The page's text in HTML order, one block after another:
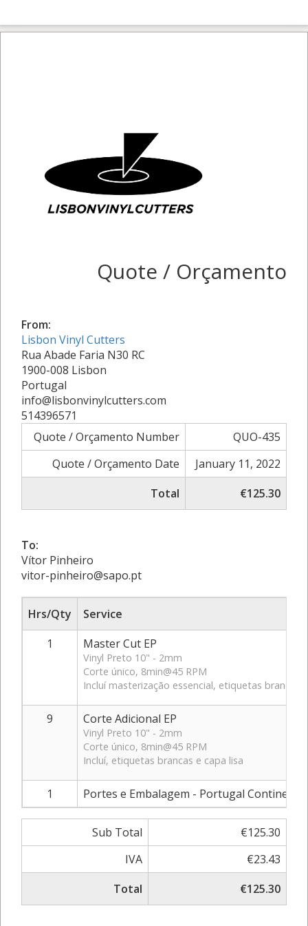
Quote / Orçamento
From:
Lisbon Vinyl Cutters
Rua Abade Faria N30 RC
1900-008 Lisbon
Portugal
info@lisbonvinylcutters.com
514396571
Quote / Orçamento Number
QUO-435
Quote / Orçamento Date
January 11, 2022
Total
€125.30
To:
Vítor Pinheiro
vitor-pinheiro@sapo.pt
Hrs/Qty
Service
1
Master Cut EP
Vinyl Preto 10" - 2mm
Corte único, 8min@45 RPM
Incluí masterização essencial, etiquetas brancas
9 Corte Adicional EP
Vinyl Preto 10" - 2mm
Corte único, 8min@45 RPM
Incluí, etiquetas brancas e capa lisa
1 Portes e Embalagem - Portugal Continental
Sub Total
€125.30
IVA
€23.43
Total
€125.30